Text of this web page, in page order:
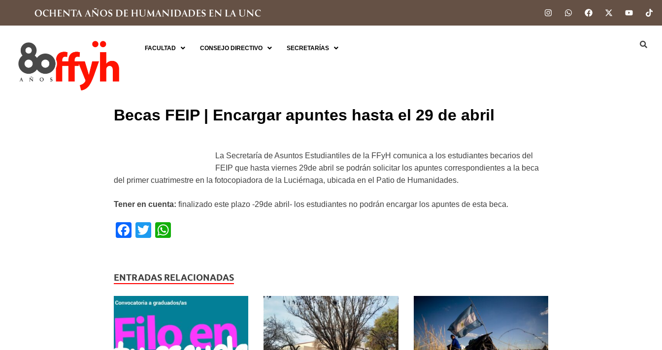
FACULTAD CONSEJO DIRECTIVO SECRETARÍAS
Becas FEIP | Encargar apuntes hasta el 29 de abril
La Secretaría de Asuntos Estudiantiles de la FFyH comunica a los estudiantes becarios del
FEIP que hasta viernes 29de abril se podrán solicitar los apuntes correspondientes a la beca
del primer cuatrimestre en la fotocopiadora de la Luciérnaga, ubicada en el Patio de Humanidades.
Tener en cuenta: finalizado este plazo -29de abril- los estudiantes no podrán encargar los apuntes de esta beca.
F
e
b
o
o
k
T
er s
A
p
p
ENTRADAS RELACIONADAS